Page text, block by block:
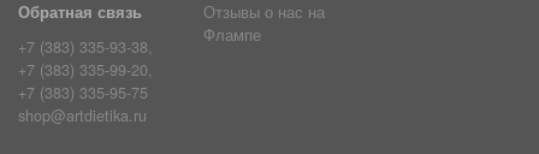
Обратная связь
+7 (383) 335-93-38,
+7 (383) 335-99-20,
+7 (383) 335-95-75
shop@artdietika.ru
Отзывы о нас на
Флампе